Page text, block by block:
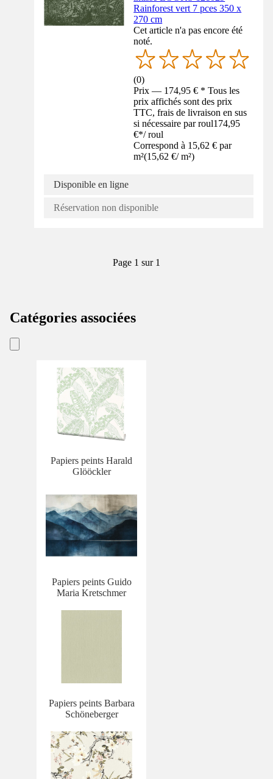
Rainforest vert 7 pces 350 x
270 cm
Cet article n'a pas encore été
noté.
(0)
Prix — 174,95 € * Tous les
prix affichés sont des prix
TTC, frais de livraison en sus
si nécessaire par roul174,95
€*/ roul
Correspond à 15,62 € par
m²(15,62 €/ m²)
Disponible en ligne
Réservation non disponible
Page 1 sur 1
Catégories associées
Papiers peints Harald
Glööckler
Papiers peints Guido
Maria Kretschmer
Papiers peints Barbara
Schöneberger